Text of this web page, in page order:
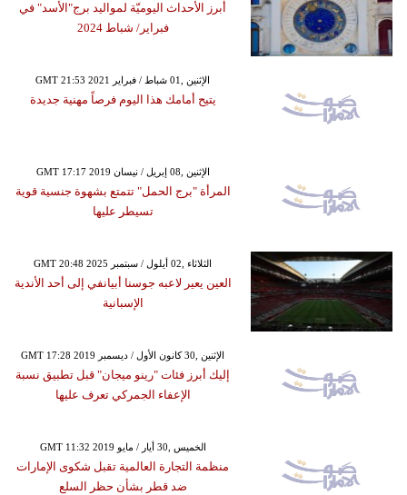
أبرز الأحداث اليوميّة لمواليد برج"الأسد" في
فبراير/ شباط 2024
GMT 21:53 2021 الإثنين ,01 شباط / فبراير
يتيح أمامك هذا اليوم فرصاً مهنية جديدة
GMT 17:17 2019 الإثنين ,08 إبريل / نيسان
المرأة "برج الحمل" تتمتع بشهوة جنسية قوية
تسيطر عليها
GMT 20:48 2025 الثلاثاء ,02 أيلول / سبتمبر
العين يعير لاعبه جوسنا أبيانفي إلى أحد الأندية
الإسبانية
GMT 17:28 2019 الإثنين ,30 كانون الأول / ديسمبر
إليك أبرز فئات "رينو ميجان" قبل تطبيق نسبة
الإعفاء الجمركي تعرف عليها
GMT 11:32 2019 الخميس ,30 أيار / مايو
منظمة التجارة العالمية تقبل شكوى الإمارات
ضد قطر بشأن حظر السلع